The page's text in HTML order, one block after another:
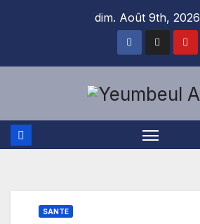
dim. Août 9th, 2026
SANTE